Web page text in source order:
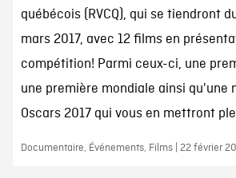
québécois (RVCQ), qui se tiendront
mars 2017, avec 12 films en
compétition! Parmi ceux-ci, une
une première mondiale ainsi qu'une
Oscars 2017 qui vous en mettront
Documentaire, Événements, Films | 22 février